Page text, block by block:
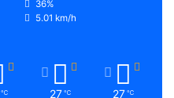
36%
5.01 km/h
℃ 27 ℃ 27 ℃